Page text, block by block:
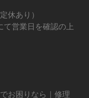
休あり）
て営業日を確認の上
お困りなら｜修理